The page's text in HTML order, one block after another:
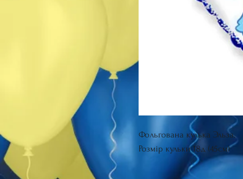
Фольгована кулька Эльза.
Розмір кульки 18д (45см)